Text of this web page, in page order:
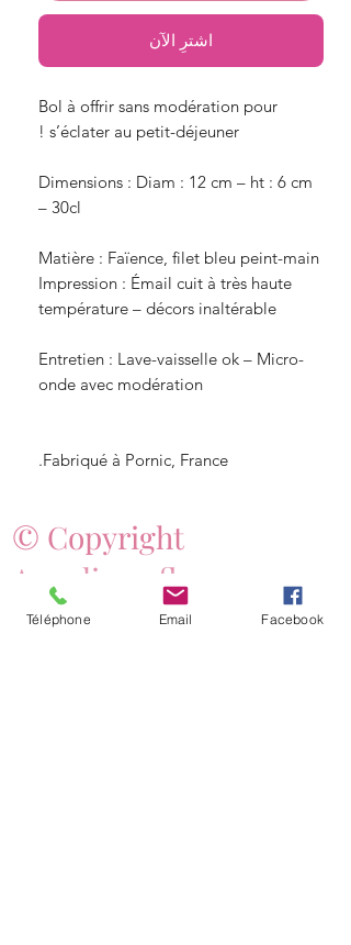
اشترِ الآن
Bol à offrir sans modération pour
Dimensions : Diam : 12 cm – ht : 6 cm
Impression : Émail cuit à très haute
Entretien : Lave-vaisselle ok – Micro-
Fabriqué à Pornic, France.
© Copyright
Angelique fleurs
Téléphone Email Facebook